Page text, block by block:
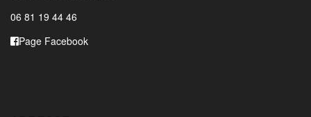
06 81 19 44 46
Page Facebook